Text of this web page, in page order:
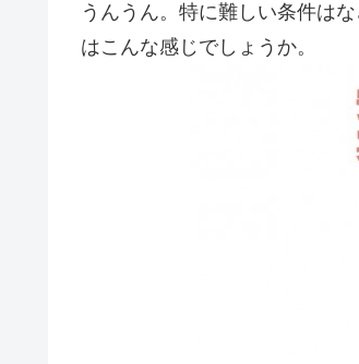
うんうん。特に難しい条件は
はこんな感じでしょうか。